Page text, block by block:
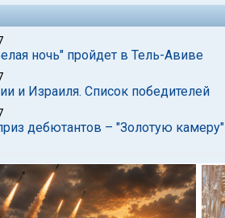
ночь" пройдет в Тель-Авиве
и Израиля. Список победителей
дебютантов – "Золотую камеру"